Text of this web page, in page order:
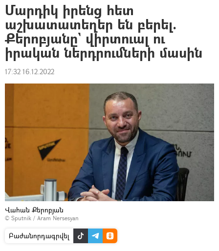
Մարդիկ իրենց հետ
աշխատատեղեր են բերել.
Քերոբյանը` վիրտուալ ու
իրական ներդրումների մասին
17:32 16.12.2022
Վահան Քերոբյան
© Sputnik / Aram Nersesyan
Բաժանորդագրվել